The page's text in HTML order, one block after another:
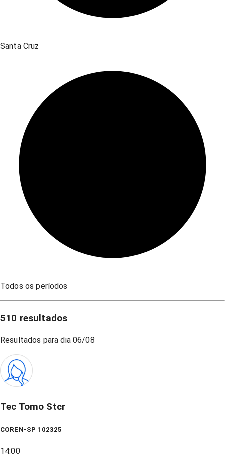
Santa Cruz
Todos os períodos
510 resultados
Resultados para dia 06/08
Tec Tomo Stcr
COREN-SP 102325
14:00